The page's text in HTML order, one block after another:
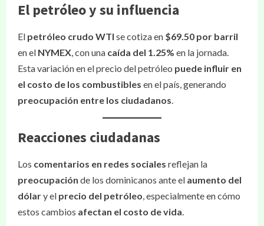
El petróleo y su influencia
El petróleo crudo WTI se cotiza en $69.50 por barril
en el NYMEX, con una caída del 1.25% en la jornada.
Esta variación en el precio del petróleo puede influir en
el costo de los combustibles en el país, generando
preocupación entre los ciudadanos.
Reacciones ciudadanas
Los comentarios en redes sociales reflejan la
preocupación de los dominicanos ante el aumento del
dólary el precio del petróleo, especialmente en cómo
estos cambios afectan el costo de vida.